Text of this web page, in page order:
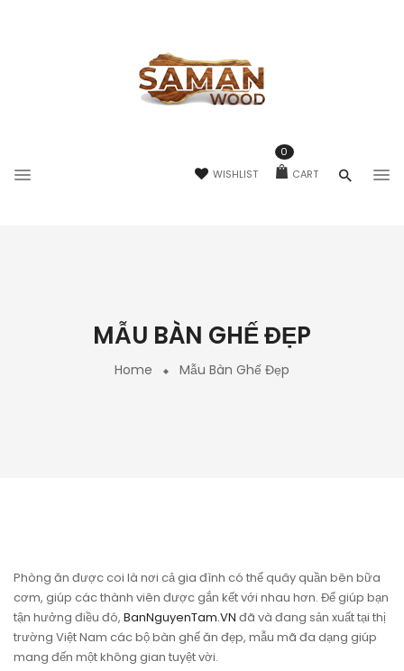
WISHLIST CART
0
MẪU BÀN GHẾ ĐẸP
Home Mẫu Bàn Ghế Đẹp
Phòng ăn được coi là nơi cả gia đình có thể quây quần bên bữa
cơm, giúp các thành viên được gắn kết với nhau hơn. Để giúp bạn
tận hưởng điều đó, BanNguyenTam.VN đã và đang sản xuất tại thị
trường Việt Nam các bộ bàn ghế ăn đẹp, mẫu mã đa dạng giúp
mang đến một không gian tuyệt vời.